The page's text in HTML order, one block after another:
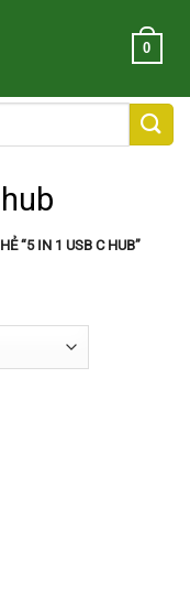
0
“5 IN 1 USB C HUB”